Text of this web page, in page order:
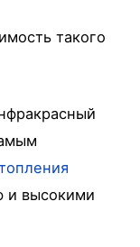
такого
и высокими